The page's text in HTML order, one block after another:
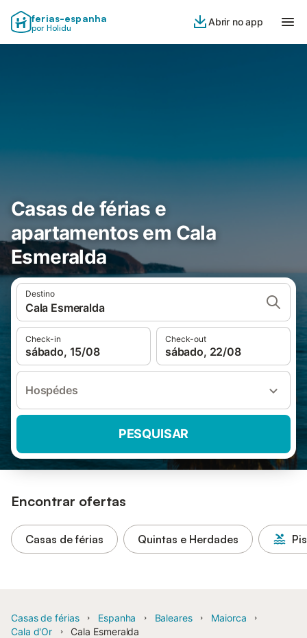
ferias-espanha
por Holidu
Abrir no app
Casas de férias e
apartamentos em Cala
Esmeralda
Destino
Cala Esmeralda
Check-in
sábado, 15/08
Check-out
sábado, 22/08
Hospédes
PESQUISAR
Encontrar ofertas
Casas de férias Quintas e Herdades
Casas de férias Espanha Baleares
Maiorca
Cala d'Or
Cala Esmeralda